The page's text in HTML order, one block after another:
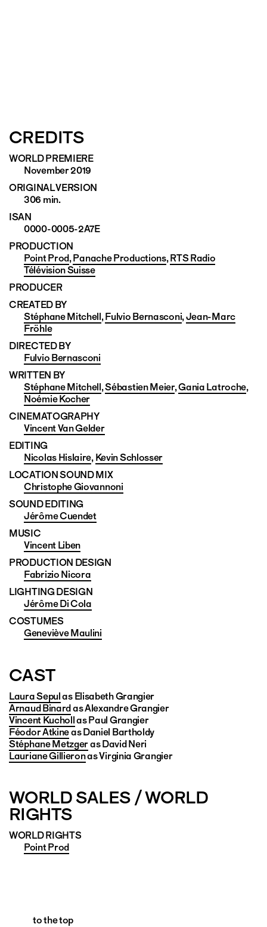
CREDITS
WORLD PREMIERE
November 2019
ORIGINAL VERSION
306 min.
ISAN
0000-0005-2A7E
PRODUCTION
Point Prod,Panache Productions,RTS Radio
Télévision Suisse
PRODUCER
CREATED BY
Stéphane Mitchell,Fulvio Bernasconi,Jean-Marc
Fröhle
DIRECTED BY
Fulvio Bernasconi
WRITTEN BY
Stéphane Mitchell,Sébastien Meier,Gania Latroche,
Noémie Kocher
CINEMATO­GRAPHY
Vincent Van Gelder
EDITING
Nicolas Hislaire, Kevin Schlosser
LOCATION SOUND MIX
Christophe Giovannoni
SOUND EDITING
Jérôme Cuendet
MUSIC
Vincent Liben
PRODUCTION DESIGN
Fabrizio Nicora
LIGHTING DESIGN
Jérôme Di Cola
COSTUMES
Geneviève Maulini
CAST
Laura Sepulas Elisabeth Grangier
Arnaud Binardas Alexandre Grangier
Vincent Kuchollas Paul Grangier
Féodor Atkineas Daniel Bartholdy
Stéphane Metzgeras David Neri
Lauriane Gillieronas Virginia Grangier
WORLD SALES / WORLD
RIGHTS
WORLD RIGHTS
Point Prod
to the top